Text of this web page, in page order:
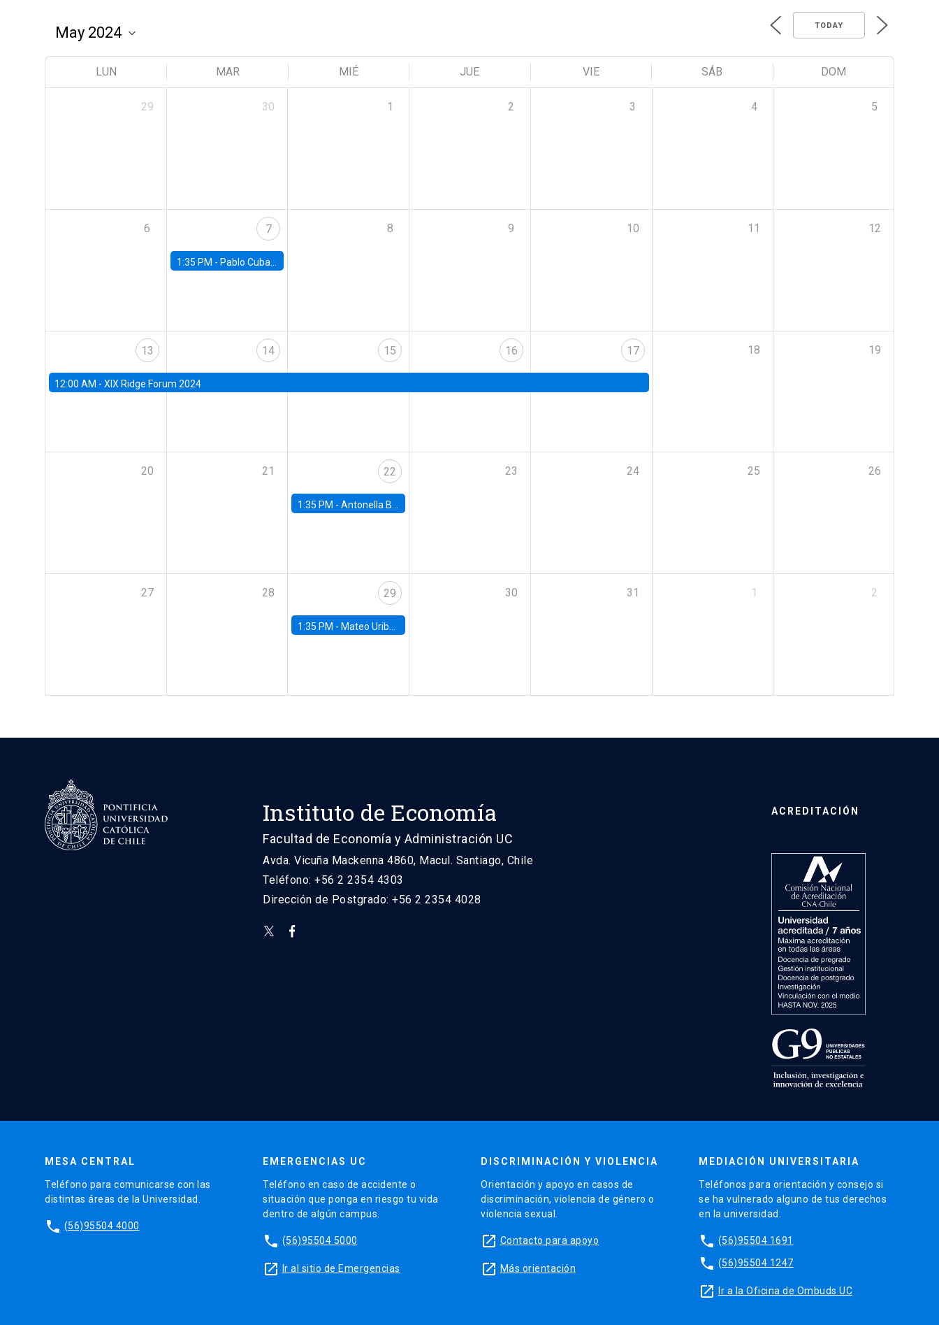
TODAY
LUN MAR MIÉ JUE VIE SÁB DOM
29 30 1 2 3 4 5
6 7
1:35 PM - Pablo Cuba, FED Board
8 9 10 11 12
13
12:00 AM - XIX Ridge Forum 2024
14 15 16 17 18 19
20 21 22
1:35 PM -Antonella Bancalari, Institute for Fiscal Studies (IFS) and Research Associate at University College London (UCL)
23 24 25 26
27 28 29
1:35 PM - Mateo Uribe-Castro, Universidad de los Andes (Colombia)
30 31 1 2
Instituto de Economía
Facultad de Economía y Administración UC
Avda. Vicuña Mackenna 4860, Macul. Santiago, Chile
Teléfono: +56 2 2354 4303
Dirección de Postgrado: +56 2 2354 4028
ACREDITACIÓN
MESA CENTRAL
Teléfono para comunicarse con las
distintas áreas de la Universidad.
phone (56)95504 4000
EMERGENCIAS UC
Teléfono en caso de accidente o
situación que ponga en riesgo tu vida
dentro de algún campus.
phone (56)95504 5000
launch Ir al sitio de Emergencias
DISCRIMINACIÓN Y VIOLENCIA
Orientación y apoyo en casos de
discriminación, violencia de género o
violencia sexual.
launch Contacto para apoyo
launch Más orientación
MEDIACIÓN UNIVERSITARIA
Teléfonos para orientación y consejo si
se ha vulnerado alguno de tus derechos
en la universidad.
phone (56)95504 1691
phone (56)95504 1247
launch Ir a la Oficina de Ombuds UC